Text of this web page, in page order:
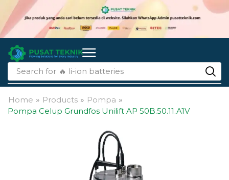
Search for 🔥 li-ion batteries
Home » Products » Pompa »
Pompa Celup Grundfos Unilift AP 50B.50.11.A1V